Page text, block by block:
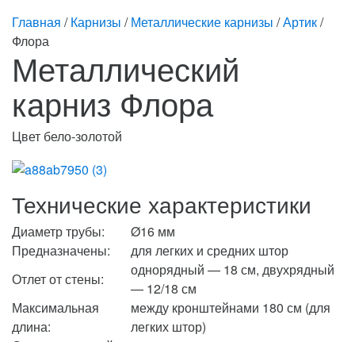
Главная /Карнизы /Металлические карнизы /Артик/
Флора
Металлический
карниз Флора
Цвет бело-золотой
Технические характеристики
Диаметр трубы:
Ø16 мм
Предназначены:
для легких и средних штор
Отлет от стены:
однорядный — 18 см, двухрядный
— 12/18 см
Максимальная
длина:
между кронштейнами 180 см (для
легких штор)